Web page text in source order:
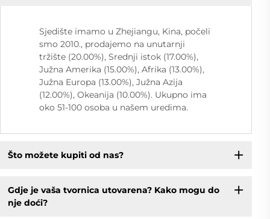
Sjedište imamo u Zhejiangu, Kina, počeli
smo 2010., prodajemo na unutarnji
tržište (20.00%), Srednji istok (17.00%),
Južna Amerika (15.00%), Afrika (13.00%),
Južna Europa (13.00%), Južna Azija
(12.00%), Okeanija (10.00%). Ukupno ima
oko 51-100 osoba u našem uredima.
Što možete kupiti od nas?
Gdje je vaša tvornica utovarena? Kako mogu do
nje doći?